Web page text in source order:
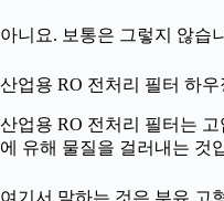
아니요. 보통은 그렇지 않습
산업용 RO 전처리 필터 하
산업용 RO 전처리 필터는
에 유해 물질을 걸러내는 것
여기서 말하는 것은 부유 고